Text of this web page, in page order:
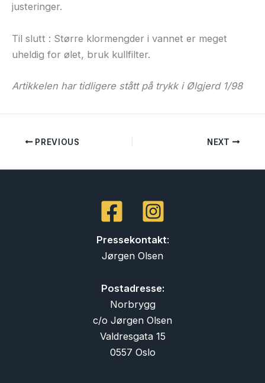
justeringer.
Til slutt : Større klormengder i vannet er meget
uheldig for ølet, bruk kullfilter.
Artikkelen har tidligere stått på trykk i Ølgjerd 1/98
PREVIOUS NEXT
Pressekontakt:
Jørgen Olsen
Postadresse:
Norbrygg
c/o Jørgen Olsen
Valdresgata 15
0557 Oslo